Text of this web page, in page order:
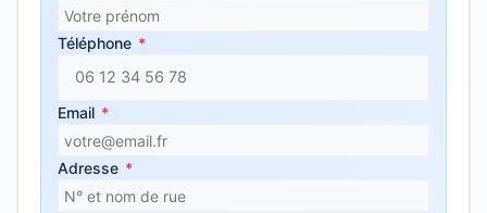
Téléphone *
Email *
Adresse *